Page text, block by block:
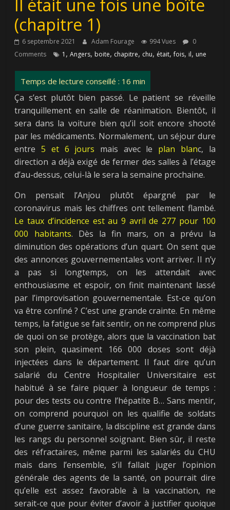
Il était une fois une boîte
(chapitre 1)
6 septembre 2021 Adam Fourage 994 Vues
0
Comments
1 ,Angers, boite, chapitre, chu, était,fois, il, une
Ça s’est plutôt bien passé. Le patient se réveille
tranquillement en salle de réanimation. Bientôt, il
sera dans la voiture bien qu’il soit encore shooté
par les médicaments. Normalement, un séjour dure
entre5 et 6 jours mais avec le plan blanc, la
direction a déjà exigé de fermer des salles à l’étage
d’au-dessus, celui-là le sera la semaine prochaine.
On pensait l’Anjou plutôt épargné par le
coronavirus mais les chiffres ont tellement flambé.
Le taux d’incidence est au 9 avril de 277 pour 100
000
habitants. Dès la fin mars, on a prévu la
diminution des opérations d’un quart. On sent que
des annonces gouvernementales vont arriver. Il n’y
a pas si longtemps, on les attendait avec
enthousiasme et espoir, on finit maintenant lassé
par l’improvisation gouvernementale. Est-ce qu’on
va être confiné ? C’est une grande crainte. En même
temps, la fatigue se fait sentir, on ne comprend plus
de quoi on se protège, alors que la vaccination bat
son plein, quasiment 166 000 doses sont déjà
injectées dans le département. Il faut dire qu’un
salarié du Centre Hospitalier Universitaire est
habitué à se faire piquer à longueur de temps :
pour des tests ou contre l’hépatite B… Sans mentir,
on comprend pourquoi on les qualifie de soldats
d’une guerre sanitaire, la discipline est grande dans
les rangs du personnel soignant. Bien sûr, il reste
des réfractaires, même parmi les salariés du CHU
mais dans l’ensemble, s’il fallait juger l’opinion
générale des agents de la santé, on pourrait dire
qu’elle est assez favorable à la vaccination, ne
serait-ce que pour éviter d’avoir à justifier quoique